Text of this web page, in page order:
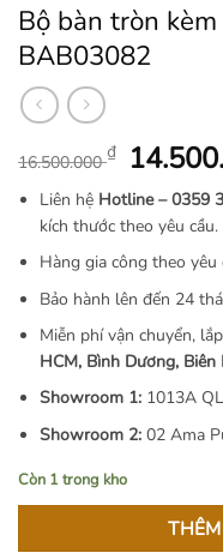
Bộ bàn tròn
BAB03082
16.500.000₫ Giá
gốc
là:
Liên hệ Hotline – 0359
kích thước theo yêu cầu.
Hàng gia công theo
Bảo hành lên đến 24
Miễn phí vận chuyển,
HCM, Bình Dương, Biên
Showroom 1: 1013A
Showroom 2: 02 Ama
Còn 1 trong kho